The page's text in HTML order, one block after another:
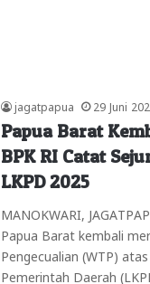
jagatpapua 29 Juni
Papua Barat
BPK RI Catat
LKPD 2025
MANOKWARI,
Papua Barat kembali
Pengecualian (WTP)
Pemerintah Daerah